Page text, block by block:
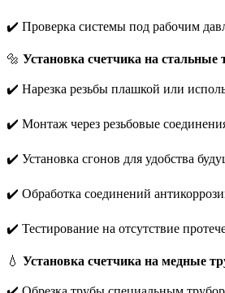
✔️ Проверка системы под рабочим
🔩 Установка счетчика на стальные
✔️ Нарезка резьбы плашкой или
✔️ Монтаж через резьбовые
✔️ Установка сгонов для удобства
✔️ Обработка соединений
✔️ Тестирование на отсутствие
💧 Установка счетчика на медные